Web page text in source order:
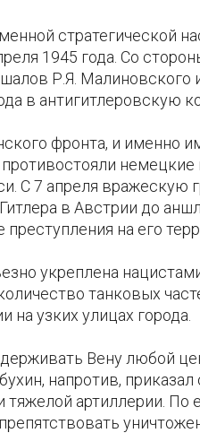
стратегической
1945 года. Со
Р.Я. Малиновского
в антигитлеровскую
фронта, и именно
немецкие
С 7 апреля вражескую
в Австрии до
на его
укреплена
танковых
узких улицах города.
Вену любой
напротив,
артиллерии.